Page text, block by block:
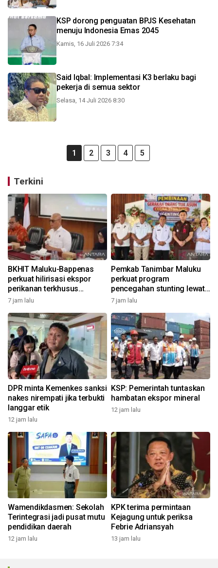
KSP dorong penguatan BPJS Kesehatan
menuju Indonesia Emas 2045
Kamis, 16 Juli 2026 7:34
Said Iqbal: Implementasi K3 berlaku bagi
pekerja di semua sektor
Selasa, 14 Juli 2026 8:30
1 2 3 4 5
Terkini
BKHIT Maluku-Bappenas
perkuat hilirisasi ekspor
perikanan terkhusus
komoditas TCT
7 jam lalu
Pemkab Tanimbar Maluku
perkuat program
pencegahan stunting lewat
Genting 2026
7 jam lalu
DPR minta Kemenkes sanksi
nakes nirempati jika terbukti
langgar etik
12 jam lalu
KSP: Pemerintah tuntaskan
hambatan ekspor mineral
12 jam lalu
Wamendikdasmen: Sekolah
Terintegrasi jadi pusat mutu
pendidikan daerah
12 jam lalu
KPK terima permintaan
Kejagung untuk periksa
Febrie Adriansyah
13 jam lalu